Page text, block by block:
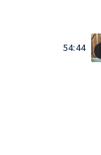
54:44